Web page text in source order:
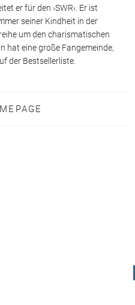
er für den ›SWR‹. Er ist
seiner Kindheit in der
um den charismatischen
hat eine große Fangemeinde,
der Bestsellerliste.